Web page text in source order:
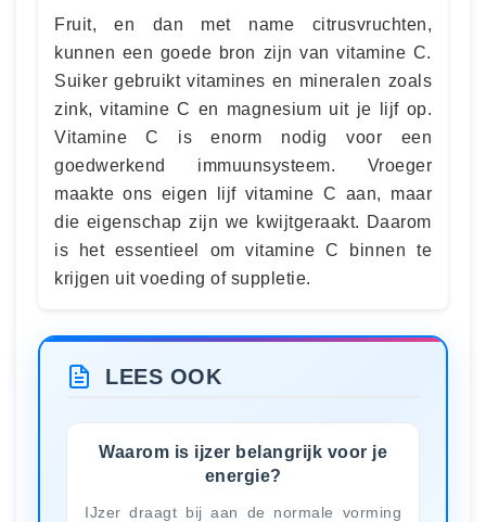
Fruit, en dan met name citrusvruchten,
kunnen een goede bron zijn van vitamine C.
Suiker gebruikt vitamines en mineralen zoals
zink, vitamine C en magnesium uit je lijf op.
Vitamine C is enorm nodig voor een
goedwerkend immuunsysteem. Vroeger
maakte ons eigen lijf vitamine C aan, maar
die eigenschap zijn we kwijtgeraakt. Daarom
is het essentieel om vitamine C binnen te
krijgen uit voeding of suppletie.
LEES OOK
Waarom is ijzer belangrijk voor je
energie?
IJzer draagt bij aan de normale vorming